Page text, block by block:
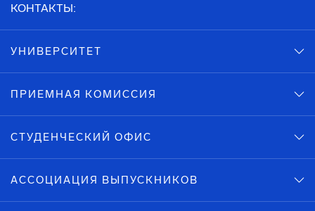
КОНТАКТЫ:
УНИВЕРСИТЕТ
ПРИЕМНАЯ КОМИССИЯ
СТУДЕНЧЕСКИЙ ОФИС
АССОЦИАЦИЯ ВЫПУСКНИКОВ